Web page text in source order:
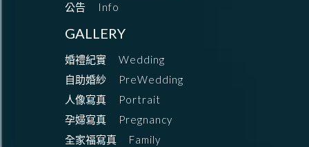
公告
Info
GALLERY
婚禮紀實
Wedding
自助婚紗
PreWedding
人像寫真
Portrait
孕婦寫真
Pregnancy
全家福寫真
Family